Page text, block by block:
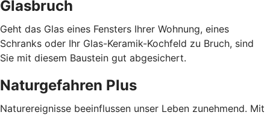
Glasbruch
Geht das Glas eines Fensters Ihrer Wohnung, eines
Schranks oder Ihr Glas-Keramik-Kochfeld zu Bruch, sind
Sie mit diesem Baustein gut abgesichert.
Naturgefahren Plus
Naturereignisse beeinflussen unser Leben zunehmend. Mit